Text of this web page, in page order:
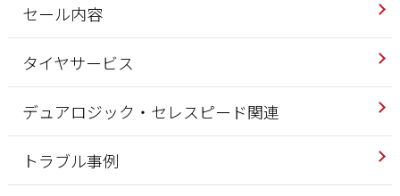
セール内容
タイヤサービス
デュアロジック・セレスピード関連
トラブル事例